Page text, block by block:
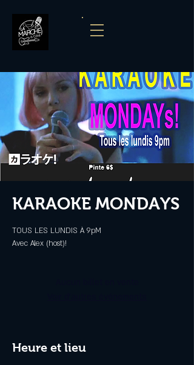
KARAOKE MONDAYS
TOUS LES LUNDIS À 9pM
Avec Alex (host)!
Heure et lieu